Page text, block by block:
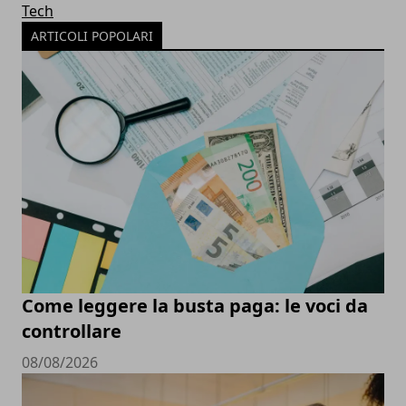
Tech
ARTICOLI POPOLARI
Come leggere la busta paga: le voci da
controllare
08/08/2026